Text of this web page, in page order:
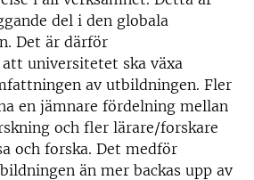
del i den globala
Det är därför
universitetet ska växa
av utbildningen. Fler
en jämnare fördelning mellan
och fler lärare/forskare
och forska. Det medför
än mer backas upp av